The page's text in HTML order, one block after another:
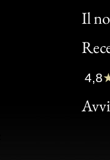
Il
Bon
Clic
Bon
4,8